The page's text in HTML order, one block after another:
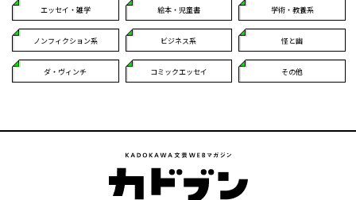
エッセイ・雑学 絵本・児童書 学術・教養系
ノンフィクション系 ビジネス系 怪と幽
ダ・ヴィンチ コミックエッセイ その他